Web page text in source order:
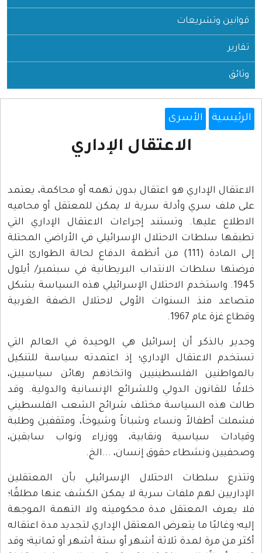
قوانين وتشريعات
تقارير
وثائق
الرئيسية الأسرى
الاعتقال الإداري
الاعتقال الإداري هو اعتقال بدون تهمه أو محاكمة، يعتمد
على ملف سري وأدلة سرية لا يمكن للمعتقل أو محاميه
الاطلاع عليها. وتستند إجراءات الاعتقال الإداري التي
تطبقها سلطات الاحتلال الإسرائيلي في الأراضي المحتلة
إلى المادة (111) من أنظمة الدفاع لحالة الطوارئ التي
فرضتها سلطات الانتداب البريطانية في سبتمبر/ أيلول
1945. واستخدم الاحتلال الإسرائيلي هذه السياسة بشكل
متصاعد منذ السنوات الأولى لاحتلال الضفة الغربية
وقطاع غزة عام 1967.
وجدير بالذكر أن إسرائيل هي الوحيدة في العالم التي
تستخدم الاعتقال الإداري؛ إذ اعتمدته سياسة للتنكيل
بالمواطنين الفلسطينيين واتخاذهم رهائن سياسيين،
خلافًا للقانون الدولي وللشرائع الإنسانية والدولية. وقد
طالت هذه السياسة مختلف شرائح الشعب الفلسطيني
فشملت أطفالاً ونساء وشباناً وشيوخاً، ومثقفين وطلبة
وقيادات سياسية ونقابية، ووزراء ونواب سابقين،
وصحفيين ونشطاء حقوق إنسان، ...الخ.
وتتذرع سلطات الاحتلال الإسرائيلي بأن المعتقلين
الإداريين لهم ملفات سرية لا يمكن الكشف عنها مطلقًا؛
فلا يعرف المعتقل مدة محكوميته ولا التهمة الموجهة
إليه؛ وغالبًا ما يتعرض المعتقل الإداري لتجديد مدة اعتقاله
أكثر من مرة لمدة ثلاثة أشهر أو ستة أشهر أو ثمانية؛ وقد